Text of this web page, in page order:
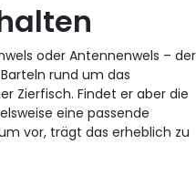
oder Antennenwels – der
rund um das
Zierfisch. Findet er aber die
eine passende
vor, trägt das erheblich zu